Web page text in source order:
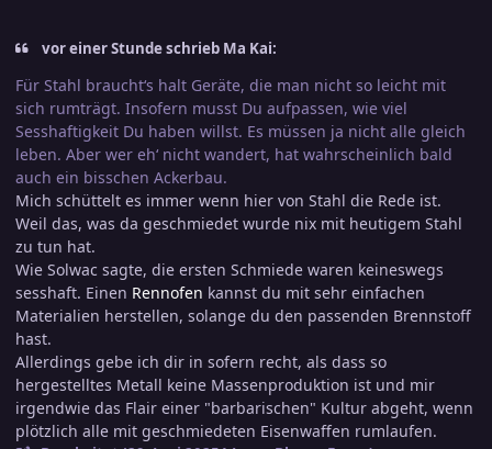
vor einer Stunde schrieb Ma Kai:
Für Stahl braucht‘s halt Geräte, die man nicht so leicht mit
sich rumträgt. Insofern musst Du aufpassen, wie viel
Sesshaftigkeit Du haben willst. Es müssen ja nicht alle gleich
leben. Aber wer eh‘ nicht wandert, hat wahrscheinlich bald
auch ein bisschen Ackerbau.
Mich schüttelt es immer wenn hier von Stahl die Rede ist.
Weil das, was da geschmiedet wurde nix mit heutigem Stahl
zu tun hat.
Wie Solwac sagte, die ersten Schmiede waren keineswegs
sesshaft. Einen Rennofen kannst du mit sehr einfachen
Materialien herstellen, solange du den passenden Brennstoff
hast.
Allerdings gebe ich dir in sofern recht, als dass so
hergestelltes Metall keine Massenproduktion ist und mir
irgendwie das Flair einer "barbarischen" Kultur abgeht, wenn
plötzlich alle mit geschmiedeten Eisenwaffen rumlaufen.